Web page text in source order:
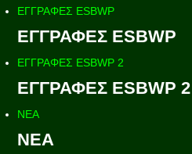
ΕΓΓΡΑΦΕΣ ESBWP
ΕΓΓΡΑΦΕΣ ESBWP
ΕΓΓΡΑΦΕΣ ESBWP 2
ΕΓΓΡΑΦΕΣ ESBWP 2
ΝΕΑ
ΝΕΑ